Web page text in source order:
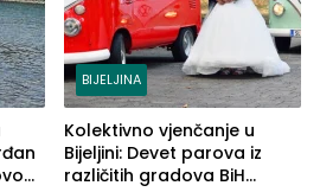
BIJELJINA
Kolektivno vjenčanje u
Bijeljini: Devet parova iz
različitih gradova BiH